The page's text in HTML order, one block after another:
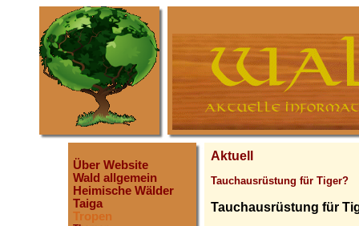
Über Website
Wald allgemein
Heimische Wälder
Taiga
Tropen
Aktuell
Tauchausrüstung für Tiger?
Tauchausrüstung für